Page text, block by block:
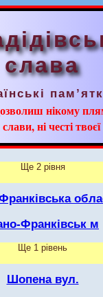
слава
нікому
слави, ні честі твоєї
Ще 2 рівня
Франківськ м
Ще 1 рівень
Шопена вул.